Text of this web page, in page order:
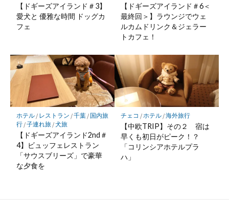
【ドギーズアイランド＃3】
愛犬と 優雅な時間 ドッグカ
フェ
【ドギーズアイランド＃6＜
最終回＞】ラウンジでウェ
ルカムドリンク＆ジェラー
トカフェ！
ホテル/ レストラン /千葉/ 国内旅
行/子連れ旅/犬旅
【ドギーズアイランド2nd＃
4】ビュッフェレストラン
「サウスブリーズ」で豪華
な夕食を
チェコ /ホテル/海外旅行
【中欧TRIP】その２ 宿は
早くも初日がピーク！？
「コリンシアホテルプラ
ハ」